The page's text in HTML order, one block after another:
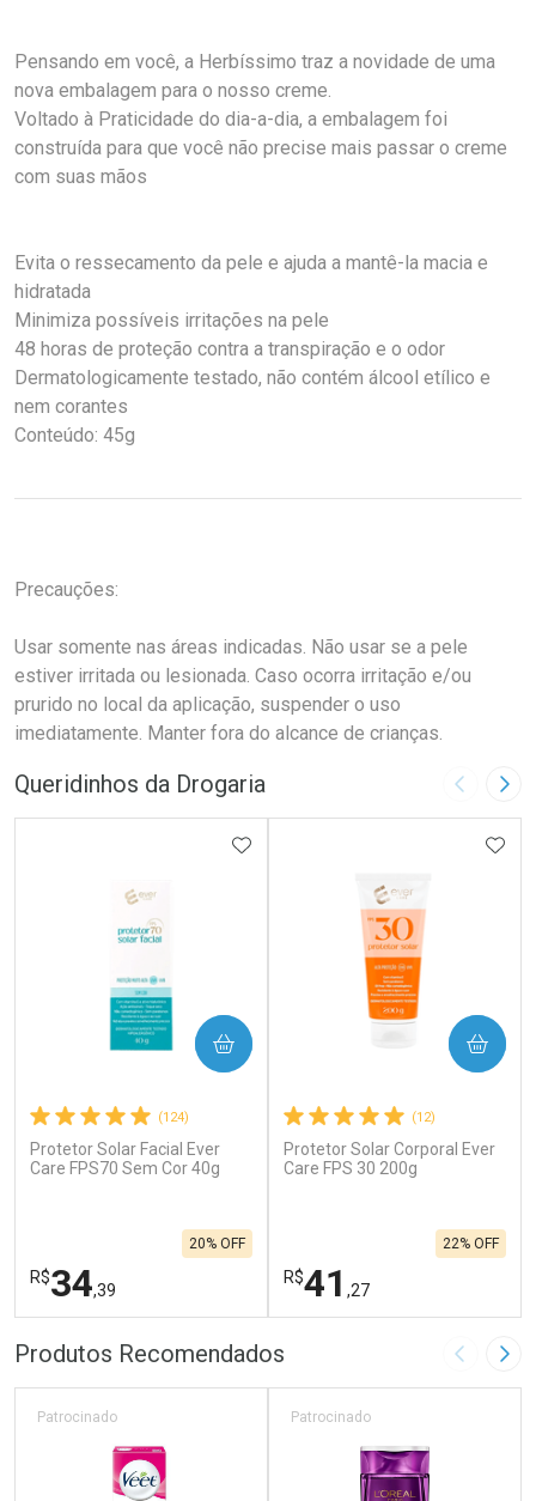
Pensando em você, a Herbíssimo traz a novidade de uma
nova embalagem para o nosso creme.
Voltado à Praticidade do dia-a-dia, a embalagem foi
construída para que você não precise mais passar o creme
com suas mãos
Evita o ressecamento da pele e ajuda a mantê-la macia e
hidratada
Minimiza possíveis irritações na pele
48 horas de proteção contra a transpiração e o odor
Dermatologicamente testado, não contém álcool etílico e
nem corantes
Conteúdo: 45g
Precauções:
Usar somente nas áreas indicadas. Não usar se a pele
estiver irritada ou lesionada. Caso ocorra irritação e/ou
prurido no local da aplicação, suspender o uso
imediatamente. Manter fora do alcance de crianças.
Queridinhos da Drogaria Imagem
(124)
Protetor Solar Facial Ever
Care FPS70 Sem Cor 40g
R$34,39
20% OFF
ADICIONAR AOS FAVORITOS
COMPRAR
FECHAR
Laboratório
FECHAR
Por Menos
(12)
Protetor Solar Corporal Ever
Care FPS 30 200g
R$41 ,27
22% OFF
COMPRAR
Laboratório
Por Menos
Produtos Recomendados Imagem
Patrocinado Patrocinado